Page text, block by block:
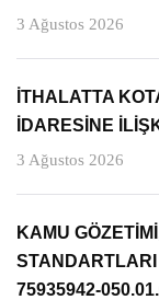
3 Ağustos 2026
İTHALATTA
İDARESİNE
3 Ağustos 2026
KAMU
75935942-